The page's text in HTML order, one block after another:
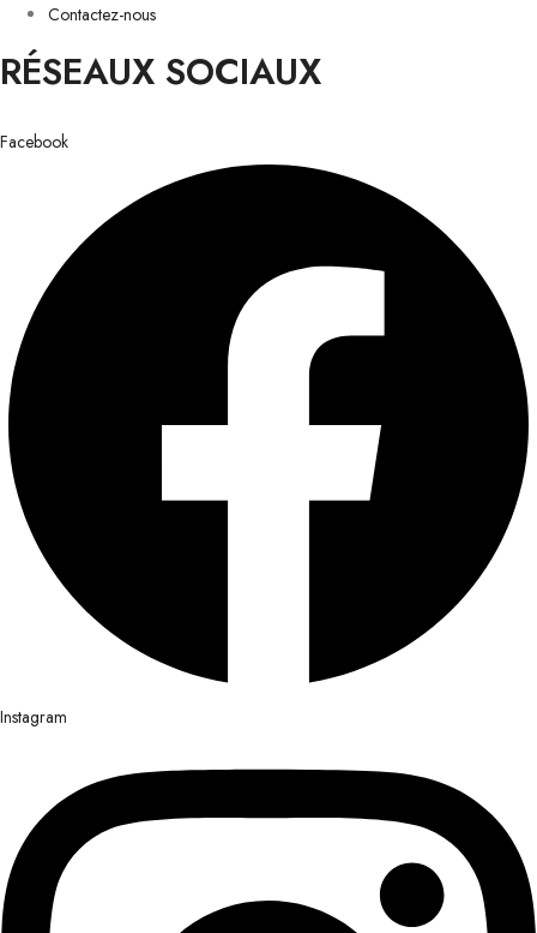
Contactez-nous
RÉSEAUX SOCIAUX
Facebook
Instagram